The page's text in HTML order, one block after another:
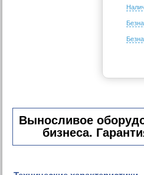
Выносливое
бизнеса.